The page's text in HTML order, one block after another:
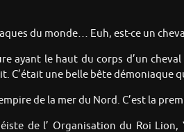
du monde… Euh, est-ce un
ayant le haut du corps d’un
C’était une belle bête démoniaque
de la mer du Nord. C’est la
de l’ Organisation du Roi